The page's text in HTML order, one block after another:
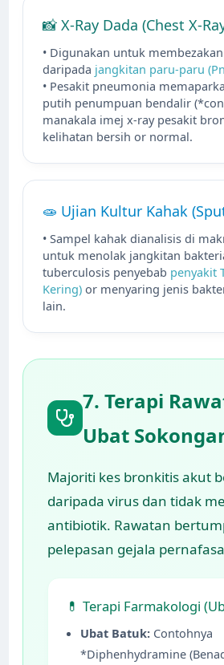
📸 X-Ray Dada (Chest X-
• Digunakan untuk
daripada jangkitan paru-paru
• Pesakit pneumonia
putih penumpuan bendalir
manakala imej x-ray pesakit
kelihatan bersih or normal.
🧫 Ujian Kultur Kahak
• Sampel kahak dianalisis di
untuk menolak jangkitan
tuberculosis penyebab penyakit
Kering) or menyaring jenis
lain.
7. Terapi
Ubat
Majoriti kes bronkitis akut
daripada virus dan tidak
antibiotik. Rawatan
pelepasan gejala
💊 Terapi Farmakologi
Ubat Batuk: Contohnya
*Diphenhydramine